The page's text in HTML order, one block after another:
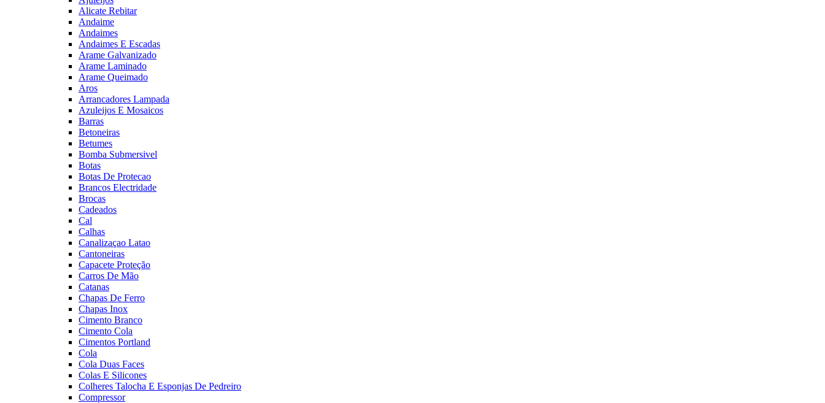
Alicate Rebitar
Andaime
Andaimes
Andaimes E Escadas
Arame Galvanizado
Arame Laminado
Arame Queimado
Aros
Arrancadores Lampada
Azuleijos E Mosaicos
Barras
Betoneiras
Betumes
Bomba Submersivel
Botas
Botas De Protecao
Brancos Electridade
Brocas
Cadeados
Cal
Calhas
Canalizaçao Latao
Cantoneiras
Capacete Proteção
Carros De Mão
Catanas
Chapas De Ferro
Chapas Inox
Cimento Branco
Cimento Cola
Cimentos Portland
Cola
Cola Duas Faces
Colas E Silicones
Colheres Talocha E Esponjas De Pedreiro
Compressor